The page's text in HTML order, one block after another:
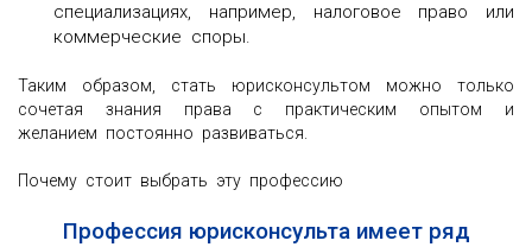
специализациях, например, налоговое право или
коммерческие споры.
Таким образом, стать юрисконсультом можно только
сочетая знания права с практическим опытом и
желанием постоянно развиваться.
Почему стоит выбрать эту профессию
Профессия юрисконсульта имеет ряд